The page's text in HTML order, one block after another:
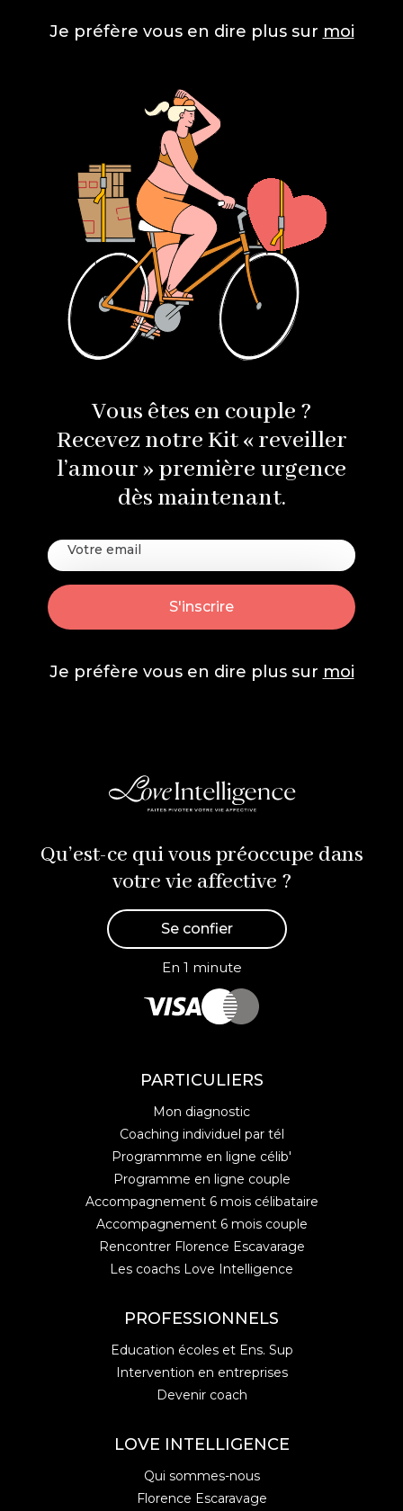
Je préfère vous en dire plus sur moi
Vous êtes en couple ?
Recevez notre Kit « reveiller
l’amour » première urgence
dès maintenant.
Je préfère vous en dire plus sur moi
Qu’est-ce qui vous préoccupe dans
votre vie affective ?
Se confier
En 1 minute
PARTICULIERS
Mon diagnostic
Coaching individuel par tél
Programmme en ligne célib'
Programme en ligne couple
Accompagnement 6 mois célibataire
Accompagnement 6 mois couple
Rencontrer Florence Escavarage
Les coachs Love Intelligence
PROFESSIONNELS
Education écoles et Ens. Sup
Intervention en entreprises
Devenir coach
LOVE INTELLIGENCE
Qui sommes-nous
Florence Escaravage